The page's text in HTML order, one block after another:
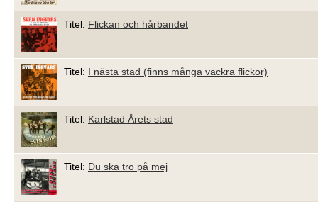
Titel: Flickan och hårbandet
Titel: I nästa stad (finns många vackra flickor)
Titel: Karlstad Årets stad
Titel: Du ska tro på mej